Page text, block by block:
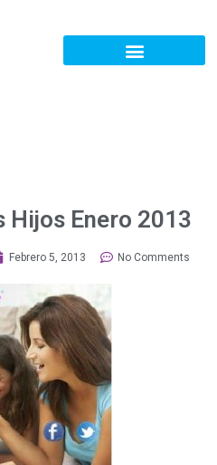
Hijos Enero 2013
Febrero 5, 2013 No Comments